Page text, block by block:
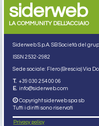
siderweb
LA COMMUNITY DELL'ACCIAIO
Siderweb S.p.A. SB Società del
ISSN 2532-2982
Sede sociale: Flero (Brescia) Via
T. +39 030 254 00 06
E. info@siderweb.com
Copyright siderweb spa sb
Tutti i diritti sono riservati
Privacy policy